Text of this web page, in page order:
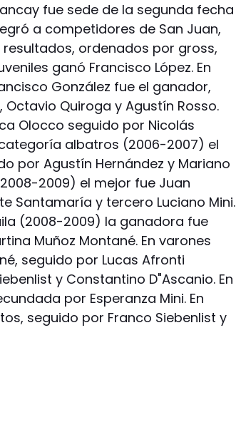
fue sede de la segunda fecha
a competidores de San Juan,
resultados, ordenados por gross,
ganó Francisco López. En
González fue el ganador,
Quiroga y Agustín Rosso.
Olocco seguido por Nicolás
albatros (2006-2007) el
por Agustín Hernández y Mariano
2009) el mejor fue Juan
Santamaría y tercero Luciano Mini.
(2008-2009) la ganadora fue
Muñoz Montané. En varones
seguido por Lucas Afronti
y Constantino D"Ascanio. En
por Esperanza Mini. En
seguido por Franco Siebenlist y